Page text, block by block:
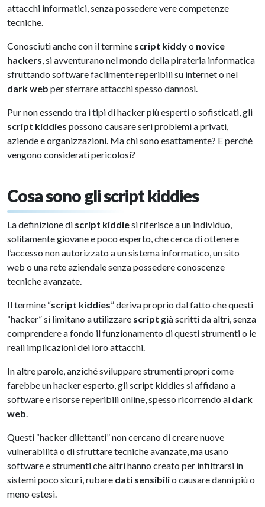
attacchi informatici, senza possedere vere competenze
tecniche.
Conosciuti anche con il termine script kiddyo novice
hackers, si avventurano nel mondo della pirateria informatica
sfruttando software facilmente reperibili su internet o nel
dark web per sferrare attacchi spesso dannosi.
Pur non essendo tra i tipi di hacker più esperti o sofisticati, gli
script kiddies possono causare seri problemi a privati,
aziende e organizzazioni. Ma chi sono esattamente? E perché
vengono considerati pericolosi?
Cosa sono gli script kiddies
La definizione di script kiddiesi riferisce a un individuo,
solitamente giovane e poco esperto, che cerca di ottenere
l’accesso non autorizzato a un sistema informatico, un sito
web o una rete aziendale senza possedere conoscenze
tecniche avanzate.
Il termine “script kiddies” deriva proprio dal fatto che questi
“hacker” si limitano a utilizzare script già scritti da altri, senza
comprendere a fondo il funzionamento di questi strumenti o le
reali implicazioni dei loro attacchi.
In altre parole, anziché sviluppare strumenti propri come
farebbe un hacker esperto, gli script kiddies si affidano a
software e risorse reperibili online, spesso ricorrendo al dark
web.
Questi “hacker dilettanti” non cercano di creare nuove
vulnerabilità o di sfruttare tecniche avanzate, ma usano
software e strumenti che altri hanno creato per infiltrarsi in
sistemi poco sicuri, rubare dati sensibilio causare danni più o
meno estesi.